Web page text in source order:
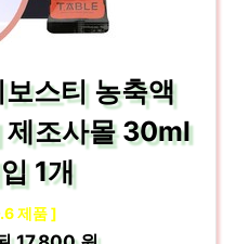
스티 농축액
조사몰 30ml
1개
제품 ]